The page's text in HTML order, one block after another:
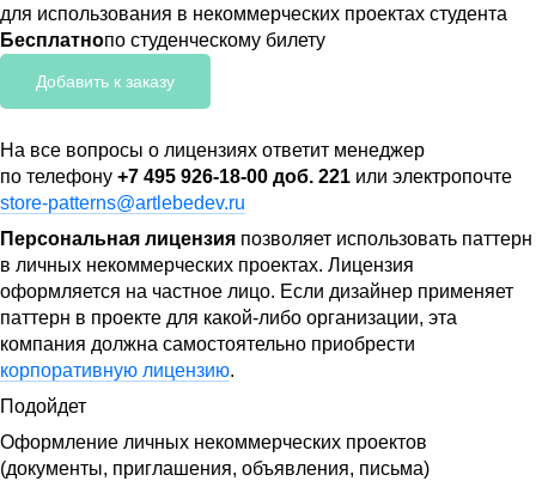
для использования в некоммерческих проектах студента
Бесплатнопо студенческому билету
Добавить к заказу
На все вопросы о лицензиях ответит менеджер
по телефону +7 495 926-18-00 доб. 221 или электропочте
store-patterns@artlebedev.ru
Персональная лицензия позволяет использовать паттерн
в личных некоммерческих проектах. Лицензия
оформляется на частное лицо. Если дизайнер применяет
паттерн в проекте для какой-либо организации, эта
компания должна самостоятельно приобрести
корпоративную лицензию.
Подойдет
Оформление личных некоммерческих проектов
(документы, приглашения, объявления, письма)